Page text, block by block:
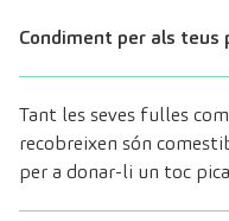
Condiment per als teus
Tant les seves fulles
recobreixen són
per a donar-li un toc